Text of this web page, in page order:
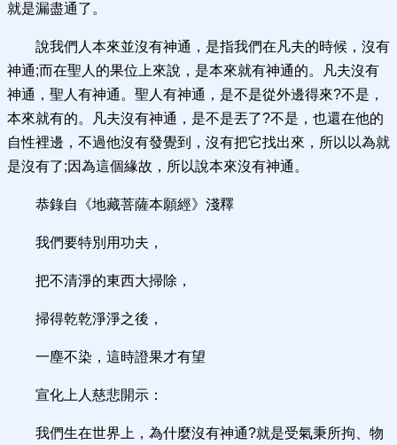
就是漏盡通了。
說我們人本來並沒有神通，是指我們在凡夫的時候，沒有
神通;而在聖人的果位上來說，是本來就有神通的。凡夫沒有
神通，聖人有神通。聖人有神通，是不是從外邊得來?不是，
本來就有的。凡夫沒有神通，是不是丟了?不是，也還在他的
自性裡邊，不過他沒有發覺到，沒有把它找出來，所以以為就
是沒有了;因為這個緣故，所以說本來沒有神通。
恭錄自《地藏菩薩本願經》淺釋
我們要特別用功夫，
把不清淨的東西大掃除，
掃得乾乾淨淨之後，
一塵不染，這時證果才有望
宣化上人慈悲開示：
我們生在世界上，為什麼沒有神通?就是受氣秉所拘、物